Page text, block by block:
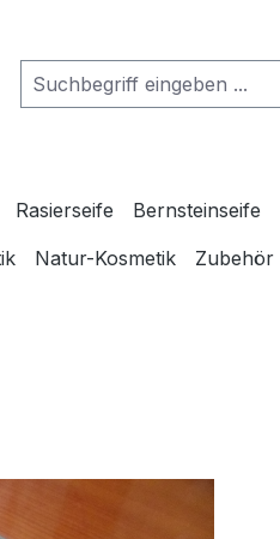
Rasierseife Bernsteinseife
Natur-Kosmetik Zubehör